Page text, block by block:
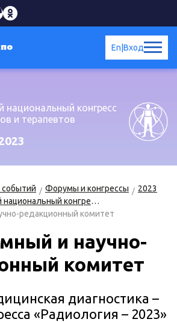
Вход
En
национальный конгресс
и терапевтов
Форумы и конгрессы
2023
XVII Всероссийский национальный конгресс лучевых диагностов и терапевтов «Радиология – 2023»
редакционный комитет
и научно-
комитет
диагностика –
«Радиология – 2023»